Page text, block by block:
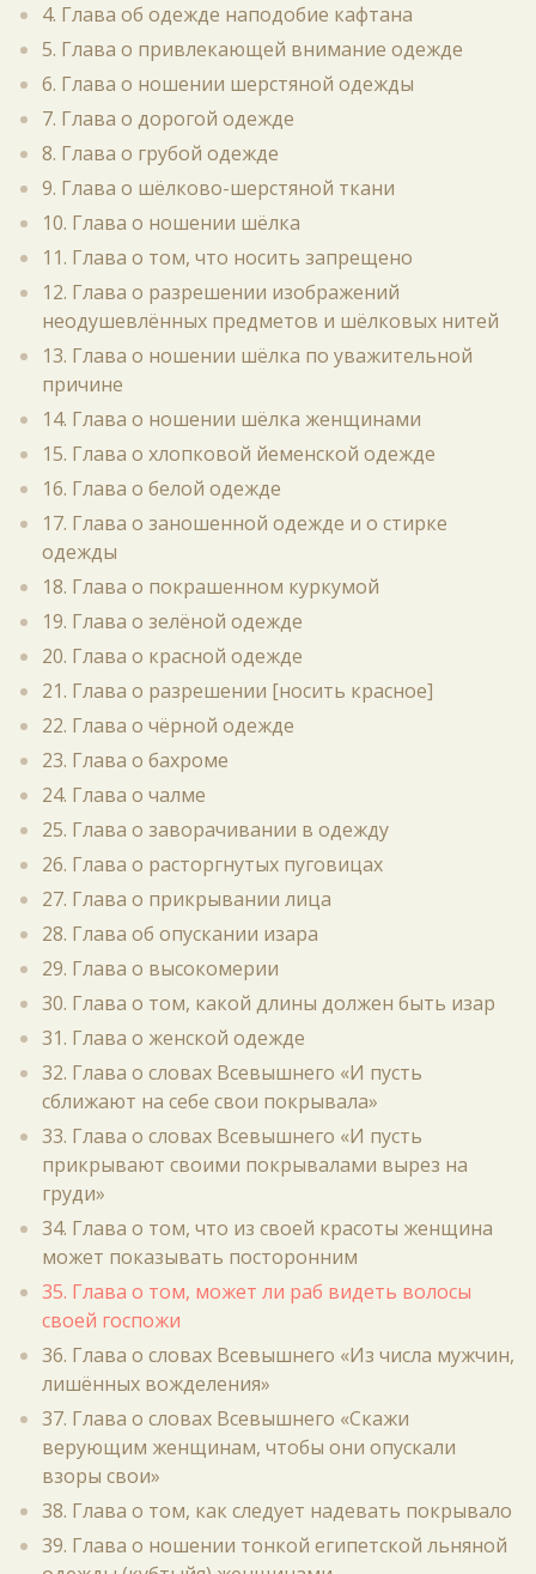
4. Глава об одежде наподобие кафтана
5. Глава о привлекающей внимание одежде
6. Глава о ношении шерстяной одежды
7. Глава о дорогой одежде
8. Глава о грубой одежде
9. Глава о шёлково-шерстяной ткани
10. Глава о ношении шёлка
11. Глава о том, что носить запрещено
12. Глава о разрешении изображений
неодушевлённых предметов и шёлковых нитей
13. Глава о ношении шёлка по уважительной
причине
14. Глава о ношении шёлка женщинами
15. Глава о хлопковой йеменской одежде
16. Глава о белой одежде
17. Глава о заношенной одежде и о стирке
одежды
18. Глава о покрашенном куркумой
19. Глава о зелёной одежде
20. Глава о красной одежде
21. Глава о разрешении [носить красное]
22. Глава о чёрной одежде
23. Глава о бахроме
24. Глава о чалме
25. Глава о заворачивании в одежду
26. Глава о расторгнутых пуговицах
27. Глава о прикрывании лица
28. Глава об опускании изара
29. Глава о высокомерии
30. Глава о том, какой длины должен быть изар
31. Глава о женской одежде
32. Глава о словах Всевышнего «И пусть
сближают на себе свои покрывала»
33. Глава о словах Всевышнего «И пусть
прикрывают своими покрывалами вырез на
груди»
34. Глава о том, что из своей красоты женщина
может показывать посторонним
35. Глава о том, может ли раб видеть волосы
своей госпожи
36. Глава о словах Всевышнего «Из числа мужчин,
лишённых вожделения»
37. Глава о словах Всевышнего «Скажи
верующим женщинам, чтобы они опускали
взоры свои»
38. Глава о том, как следует надевать покрывало
39. Глава о ношении тонкой египетской льняной